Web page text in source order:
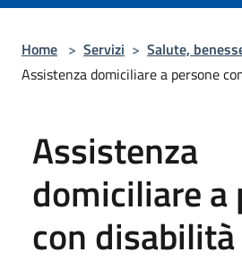
Home > Servizi > Salute,
Assistenza domiciliare a persone
Assistenza
domiciliare a
con disabilità